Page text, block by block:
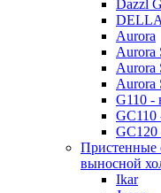
Dazzl
DELLA
Aurora
Aurora
Aurora
Aurora
G110 -
GC110
GC120
Пристенные
выносной
Ikar